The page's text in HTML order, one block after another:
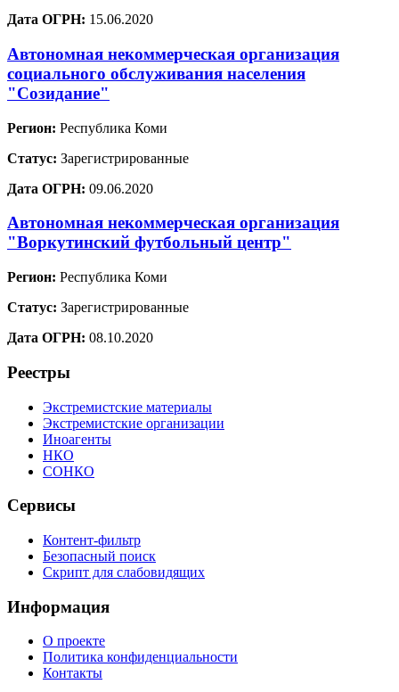
Дата ОГРН: 15.06.2020
Автономная некоммерческая организация
социального обслуживания населения
"Созидание"
Регион: Республика Коми
Статус: Зарегистрированные
Дата ОГРН: 09.06.2020
Автономная некоммерческая организация
"Воркутинский футбольный центр"
Регион: Республика Коми
Статус: Зарегистрированные
Дата ОГРН: 08.10.2020
Реестры
Экстремистские материалы
Экстремистские организации
Иноагенты
НКО
СОНКО
Сервисы
Контент-фильтр
Безопасный поиск
Скрипт для слабовидящих
Информация
О проекте
Политика конфиденциальности
Контакты